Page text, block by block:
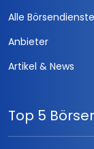
Alle Börsendienste
Anbieter
Artikel & News
Top 5